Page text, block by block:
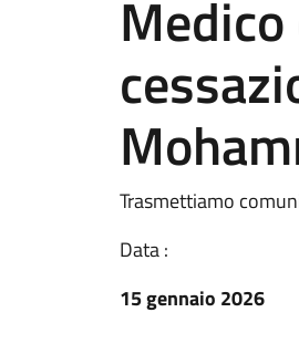
Trasmettiamo
Data :
15 gennaio 2026